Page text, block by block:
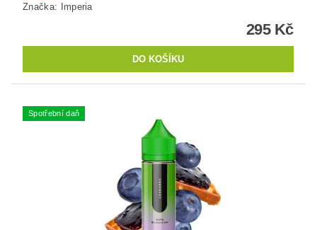
Značka: Imperia
295 Kč
Spotřební daň